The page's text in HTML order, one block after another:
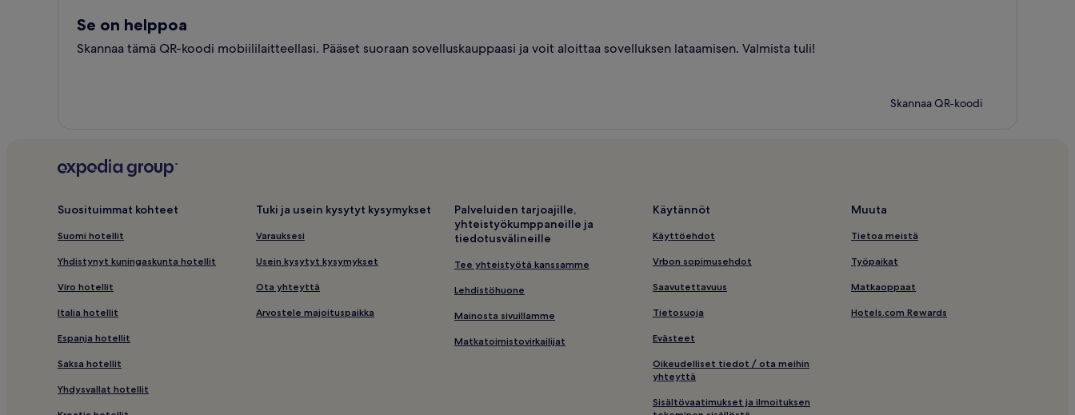
Se on helppoa
Skannaa tämä QR-koodi mobiililaitteellasi. Pääset suoraan sovelluskauppaasi ja voit aloittaa sovelluksen lataamisen. Valmista tuli!
Skannaa QR-koodi
Suosituimmat kohteet
Suomi hotellit
Yhdistynyt kuningaskunta hotellit
Viro hotellit
Italia hotellit
Espanja hotellit
Saksa hotellit
Yhdysvallat hotellit
Tuki ja usein kysytyt kysymykset
Varauksesi
Usein kysytyt kysymykset
Ota yhteyttä
Arvostele majoituspaikka
Palveluiden tarjoajille,
yhteistyökumppaneille ja
tiedotusvälineille
Tee yhteistyötä kanssamme
Lehdistöhuone
Mainosta sivuillamme
Matkatoimistovirkailijat
Käytännöt
Käyttöehdot
Vrbon sopimusehdot
Saavutettavuus
Tietosuoja
Evästeet
Oikeudelliset tiedot / ota meihin
yhteyttä
Sisältövaatimukset ja ilmoituksen
Muuta
Tietoa meistä
Työpaikat
Matkaoppaat
Hotels.com Rewards